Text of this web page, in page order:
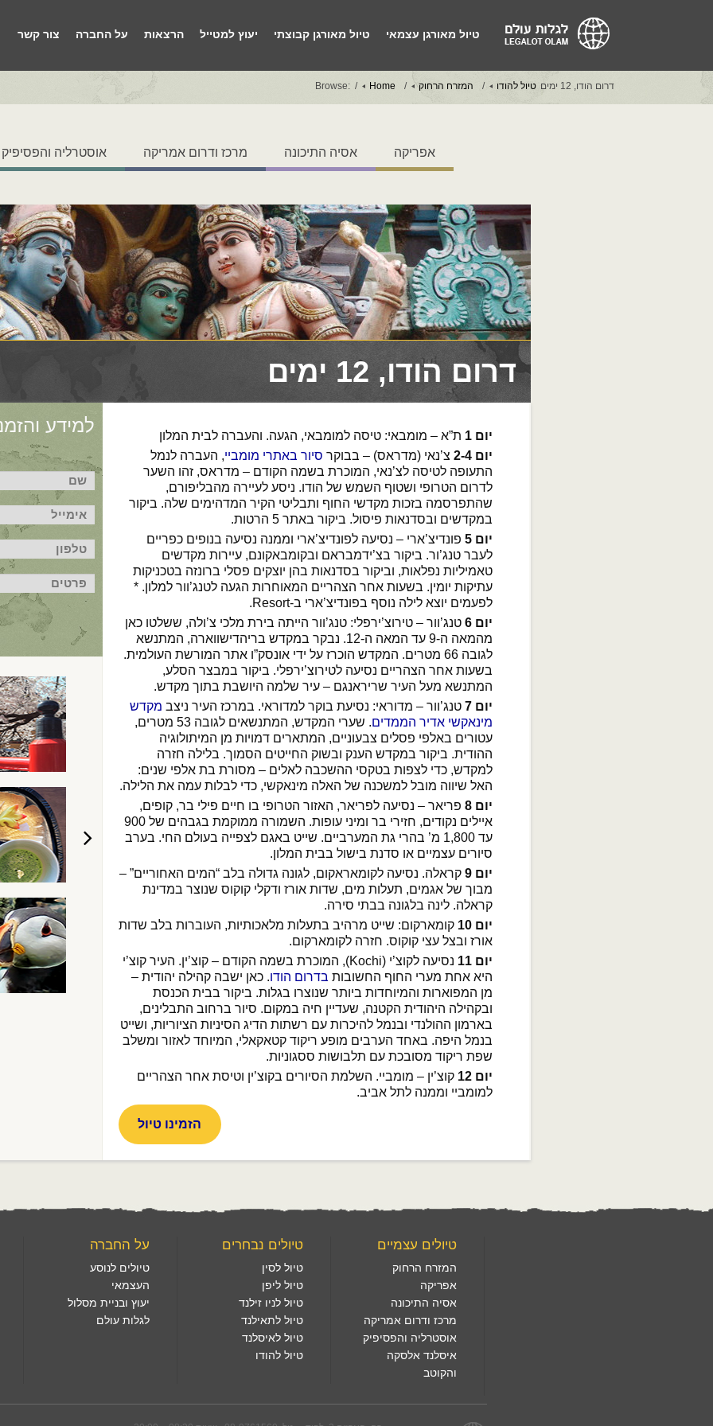
טיול מאורגן עצמאי טיול מאורגן קבוצתי יעוץ למטייל הרצאות על החברה צור קשר
Browse: Home המזרח הרחוק טיול להודו דרום הודו, 12 ימים
אוסטרליה והפסיפיק מרכז ודרום אמריקה אסיה התיכונה אפריקה
דרום הודו, 12 ימים
יום 1
ת”א – מומבאי: טיסה למומבאי, הגעה. והעברה לבית המלון
יום 2-4
צ’נאי (מדראס) – בבוקר סיור באתרי מומביי, העברה לנמל
התעופה לטיסה לצ’נאי, המוכרת בשמה הקודם – מדראס, זהו השער
לדרום הטרופי ושטוף השמש של הודו. ניסע לעיירה מהבליפורם,
שהתפרסמה בזכות מקדשי החוף ותבליטי הקיר המדהימים שלה. ביקור
במקדשים ובסדנאות פיסול. ביקור באתר 5 הרטות.
יום 5
פונדיצ’ארי – נסיעה לפונדיצ’ארי וממנה נסיעה בנופים כפריים
לעבר טנג’ור. ביקור בצ’ידמבראם ובקומבאקונם, עיירות מקדשים
טאמיליות נפלאות, וביקור בסדנאות בהן יוצקים פסלי ברונזה בטכניקות
עתיקות יומין. בשעות אחר הצהריים המאוחרות הגעה לטנג’וור למלון. *
לפעמים יוצא לילה נוסף בפונדיצ’ארי ב-Resort.
יום 6
טנג’וור – טירוצ’ירפלי: טנג’וור הייתה בירת מלכי צ’ולה, ששלטו כאן
מהמאה ה-9 עד המאה ה-12. נבקר במקדש בריהדישווארה, המתנשא
לגובה 66 מטרים. המקדש הוכרז על ידי אונסק”ו אתר המורשת העולמית.
בשעות אחר הצהריים נסיעה לטירוצ’ירפלי. ביקור במבצר הסלע,
המתנשא מעל העיר שריראנגם – עיר שלמה היושבת בתוך מקדש.
יום 7
טנג’וור – מדוראי: נסיעת בוקר למדוראי. במרכז העיר ניצב מקדש
מינאקשי אדיר הממדים
. שערי המקדש, המתנשאים לגובה 53 מטרים,
עטורים באלפי פסלים צבעוניים, המתארים דמויות מן המיתולוגיה
ההודית. ביקור במקדש הענק ובשוק החייטים הסמוך. בלילה חזרה
למקדש, כדי לצפות בטקסי ההשכבה לאלים – מסורת בת אלפי שנים:
האל שיווה מובל למשכנה של האלה מינאקשי, כדי לבלות עמה את הלילה.
יום 8
פריאר – נסיעה לפריאר, האזור הטרופי בו חיים פילי בר, קופים,
איילים נקודים, חזירי בר ומיני עופות. השמורה ממוקמת בגבהים של 900
עד 1,800 מ’ בהרי גת המערביים. שייט באגם לצפייה בעולם החי. בערב
סיורים עצמיים או סדנת בישול בבית המלון.
יום 9
קראלה. נסיעה לקומאראקום, לגונה גדולה בלב “המים האחוריים” –
מבוך של אגמים, תעלות מים, שדות אורז ודקלי קוקוס שנוצר במדינת
קראלה. לינה בלגונה בבתי סירה.
יום 10
קומארקום: שייט מרהיב בתעלות מלאכותיות, העוברות בלב שדות
אורז ובצל עצי קוקוס. חזרה לקומארקום.
יום 11
נסיעה לקוצ’י (Kochi), המוכרת בשמה הקודם – קוצ’ין. העיר קוצ’י
היא אחת מערי החוף החשובות בדרום הודו. כאן ישבה קהילה יהודית –
מן המפוארות והמיוחדות ביותר שנוצרו בגלות. ביקור בבית הכנסת
ובקהילה היהודית הקטנה, שעדיין חיה במקום. סיור ברחוב התבלינים,
בארמון ההולנדי ובנמל להיכרות עם רשתות הדיג הסיניות הציוריות, ושייט
בנמל היפה. באחד הערבים מופע ריקוד קטאקאלי, המיוחד לאזור ומשלב
שפת ריקוד מסובכת עם תלבושות ססגוניות.
יום 12
קוצ’ין – מומביי. השלמת הסיורים בקוצ’ין וטיסת אחר הצהריים
למומביי וממנה לתל אביב.
הזמינו טיול
למידע
על החברה
טיולים לנוסע
העצמאי
יעוץ ובניית מסלול
לגלות עולם
טיולים נבחרים
טיול לסין
טיול ליפן
טיול לניו זילנד
טיול לתאילנד
טיול לאיסלנד
טיול להודו
טיולים עצמיים
המזרח הרחוק
אפריקה
אסיה התיכונה
מרכז ודרום אמריקה
אוסטרליה והפסיפיק
איסלנד אלסקה
והקוטב